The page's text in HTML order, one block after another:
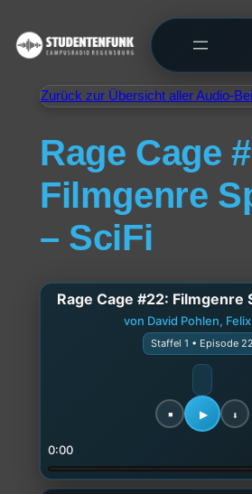
Zurück zur Übersicht aller Audio-
Rage Cage
Filmgenre
– SciFi
Rage Cage #22: Filmgenre
von David Pohlen,
Staffel 1 • Episode 22
0:00